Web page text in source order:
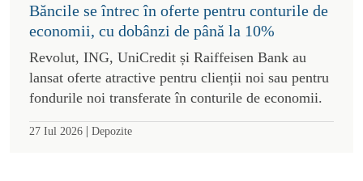
Băncile se întrec în oferte pentru conturile de
economii, cu dobânzi de până la 10%
Revolut, ING, UniCredit și Raiffeisen Bank au
lansat oferte atractive pentru clienții noi sau pentru
fondurile noi transferate în conturile de economii.
27 Iul 2026 | Depozite